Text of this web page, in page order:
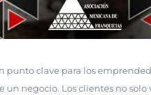
punto clave para los
un negocio. Los clientes no